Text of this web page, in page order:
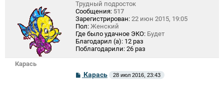
Карась
Трудный подросток
Сообщения: 517
Зарегистрирован: 22 июн 2015, 19:05
Пол: Женский
Где было удачное ЭКО: Будет
Благодарил (а): 12 раз
Поблагодарили: 26 раз
СКарась 28 июл 2016, 23:43